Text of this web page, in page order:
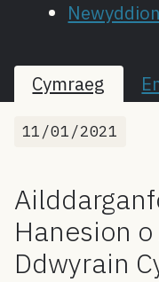
Newyddion
Cymraeg
11/01/2021
Hanesion
Ddwyrain